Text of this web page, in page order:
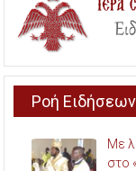
Ροή Ειδήσεων
Με
στο